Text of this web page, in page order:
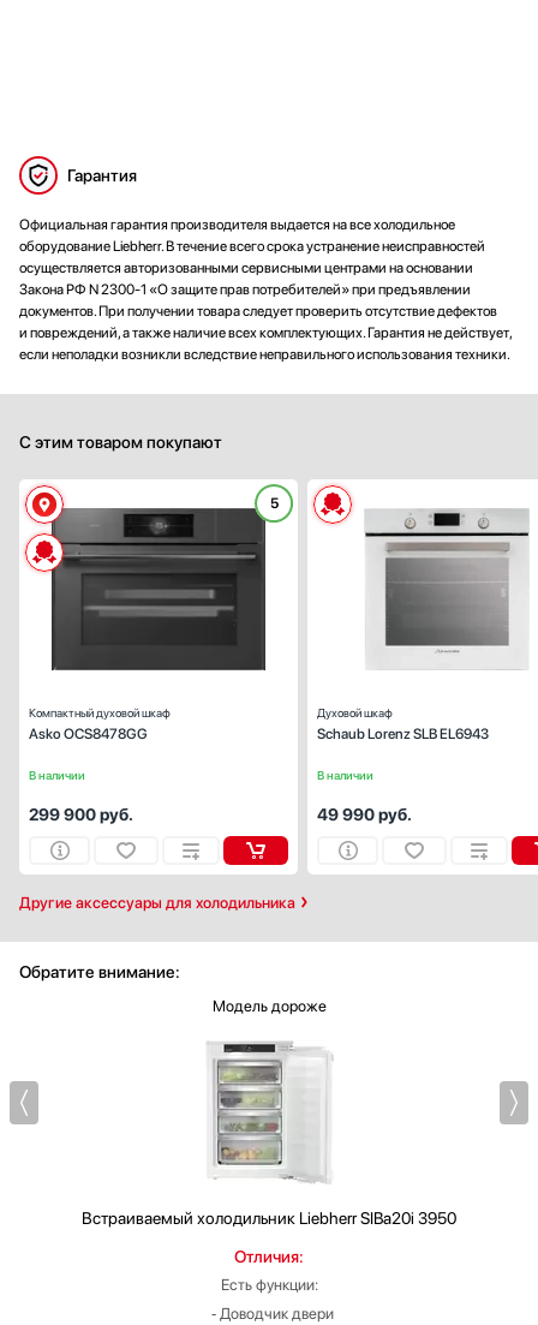
Гарантия
Официальная гарантия производителя выдается на все холодильное
оборудование Liebherr. В течение всего срока устранение неисправностей
осуществляется авторизованными сервисными центрами на основании
Закона РФ N 2300-1 «О защите прав потребителей» при предъявлении
документов. При получении товара следует проверить отсутствие дефектов
и повреждений, а также наличие всех комплектующих. Гарантия не действует,
если неполадки возникли вследствие неправильного использования техники.
С этим товаром покупают
Другие аксессуары для холодильника
5
В наличии
Компактный духовой шкаф
Asko OCS8478GG
Способ подключения:
жемчужно-серый (Pearl
Число режимов работы:
299 900руб.
В наличии
Духовой шкаф
Schaub Lorenz SLB EL6943
49 990руб.
Обратите внимание:
Модель дороже
Встраиваемый холодильник Liebherr SIBa20i 3950
Отличия:
Есть функции:
‐ Доводчик двери